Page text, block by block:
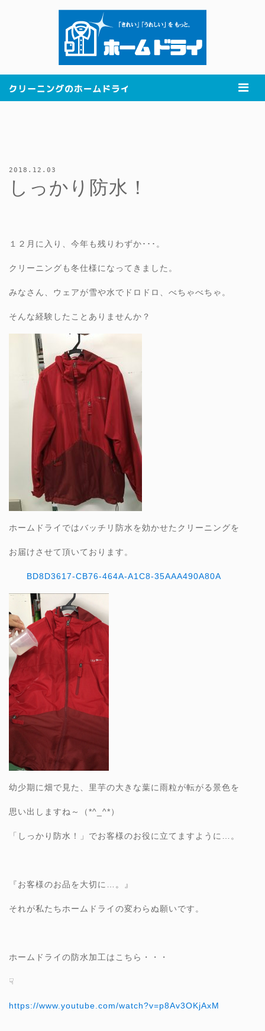
2018.12.03
しっかり防水！
１２月に入り、今年も残りわずか･･･。
クリーニングも冬仕様になってきました。
みなさん、ウェアが雪や水でドロドロ、べちゃべちゃ。
そんな経験したことありませんか？
ホームドライではバッチリ防水を効かせたクリーニングを
お届けさせて頂いております。
BD8D3617-CB76-464A-A1C8-35AAA490A80A
幼少期に畑で見た、里芋の大きな葉に雨粒が転がる景色を
思い出しますね～（*^_^*）
「しっかり防水！」でお客様のお役に立てますように…。
『お客様のお品を大切に…。』
それが私たちホームドライの変わらぬ願いです。
ホームドライの防水加工はこちら・・・
☟
https://www.youtube.com/watch?v=p8Av3OKjAxM